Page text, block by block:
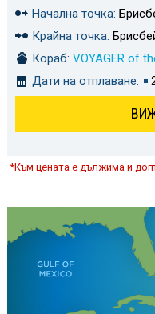
Начална точка:
Крайна точка:
Кораб: VOYAGER of
Дати на отплаване:
*Към цената е дължима и